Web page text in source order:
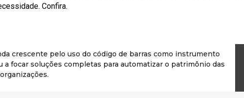
Confira.
crescente pelo uso do código de barras como instrumento
a focar soluções completas para automatizar o patrimônio das
organizações.